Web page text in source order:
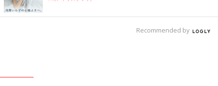
Recommended by